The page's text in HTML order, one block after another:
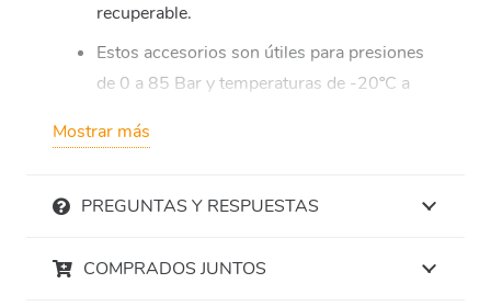
recuperable.
Estos accesorios son útiles para presiones
de 0 a 85 Bar y temperaturas de -20ºC a
Válidas para tuberías de poliamida,
Si necesita otros artículos relacionados con la
Mostrar más
PREGUNTAS Y RESPUESTAS
COMPRADOS JUNTOS